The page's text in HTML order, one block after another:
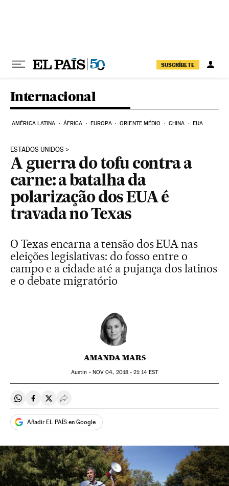
SUSCRÍBETE
Internacional
AMÉRICA LATINA ÁFRICA EUROPA ORIENTE MÉDIO CHINA EUA
ESTADOS UNIDOS
A guerra do tofu contra a
carne: a batalha da
polarização dos EUA é
travada no Texas
O Texas encarna a tensão dos EUA nas
eleições legislativas: do fosso entre o
campo e a cidade até a pujança dos latinos
e o debate migratório
AMANDA MARS
Austin - NOV 04, 2018 - 21:14EST
Compartir en Whatsapp
Compartir en Facebook
Compartir en Twitter
Desplegar Redes Sociales
Añadir EL PAÍS en Google